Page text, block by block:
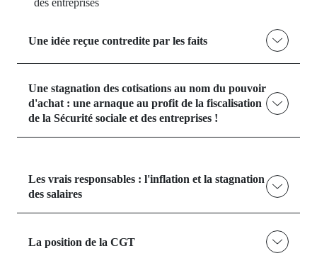
des entreprises
Une idée reçue contredite par les faits
Une stagnation des cotisations au nom du pouvoir
d'achat : une arnaque au profit de la fiscalisation
de la Sécurité sociale et des entreprises !
Les vrais responsables : l'inflation et la stagnation
des salaires
La position de la CGT